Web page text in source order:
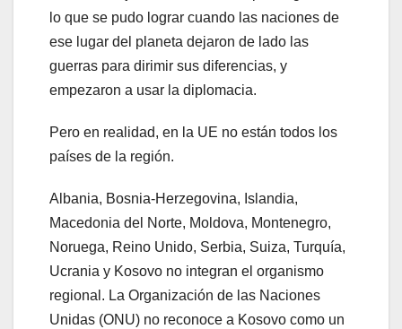
lo que se pudo lograr cuando las naciones de
ese lugar del planeta dejaron de lado las
guerras para dirimir sus diferencias, y
empezaron a usar la diplomacia.
Pero en realidad, en la UE no están todos los
países de la región.
Albania, Bosnia-Herzegovina, Islandia,
Macedonia del Norte, Moldova, Montenegro,
Noruega, Reino Unido, Serbia, Suiza, Turquía,
Ucrania y Kosovo no integran el organismo
regional. La Organización de las Naciones
Unidas (ONU) no reconoce a Kosovo como un